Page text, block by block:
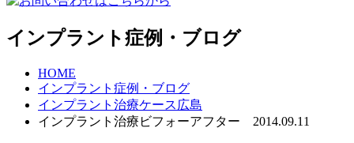
インプラント症例・ブログ
HOME
インプラント症例・ブログ
インプラント治療ケース広島
インプラント治療ビフォーアフター 2014.09.11